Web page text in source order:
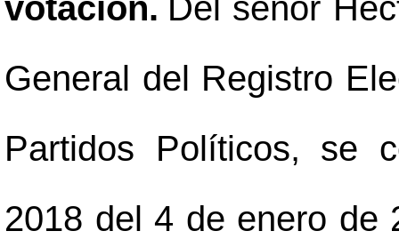
votación. Del señor
General del Registro
Partidos Políticos, se
2018 del 4 de enero de